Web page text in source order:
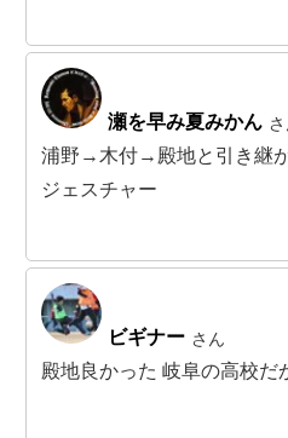
瀬を早み夏みかん
浦野→木付→殿地と引き継
ジェスチャー
ビギナー さん
殿地良かった 岐阜の高校だ